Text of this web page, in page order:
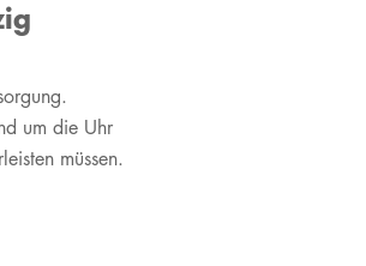
um die Uhr
müssen.